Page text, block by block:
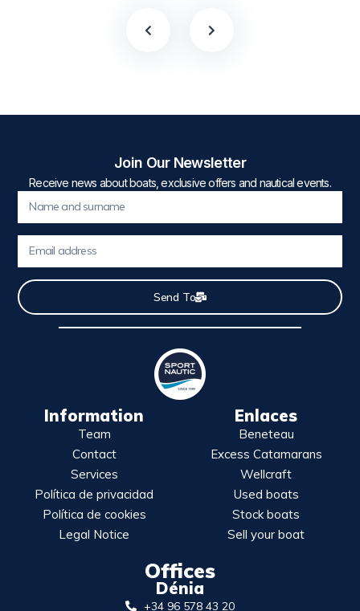
Join Our Newsletter
Receive news about boats, exclusive offers and nautical events.
Send To
Information
Team
Contact
Services
Política de privacidad
Política de cookies
Legal Notice
Enlaces
Beneteau
Excess Catamarans
Wellcraft
Used boats
Stock boats
Sell your boat
Offices
Dénia
+34 96 578 43 20